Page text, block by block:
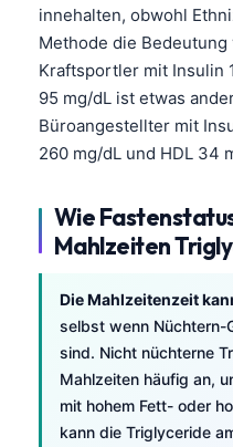
innehalten, obwohl
Methode die
Kraftsportler mit Insulin
95 mg/dL ist etwas
Büroangestellter mit
260 mg/dL und HDL 34
Wie
Mahlzeiten
Die Mahlzeitenzeit
selbst wenn Nüchtern-
sind. Nicht nüchterne
Mahlzeiten häufig an,
mit hohem Fett- oder
kann die Triglyceride